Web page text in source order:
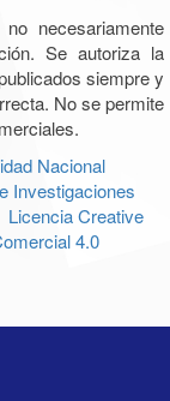
necesariamente
Se autoriza la
siempre y
No se permite
Nacional
Investigaciones
Licencia Creative
4.0